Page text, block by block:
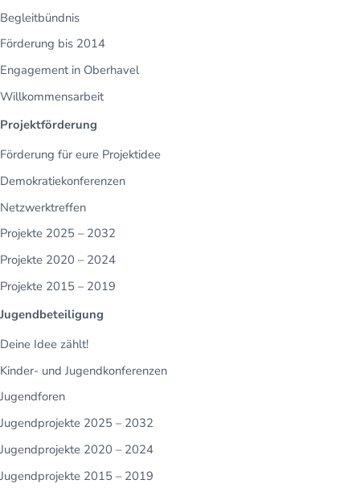
Begleitbündnis
Förderung bis 2014
Engagement in Oberhavel
Willkommensarbeit
Projektförderung
Förderung für eure Projektidee
Demokratiekonferenzen
Netzwerktreffen
Projekte 2025 – 2032
Projekte 2020 – 2024
Projekte 2015 – 2019
Jugendbeteiligung
Deine Idee zählt!
Kinder- und Jugendkonferenzen
Jugendforen
Jugendprojekte 2025 – 2032
Jugendprojekte 2020 – 2024
Jugendprojekte 2015 – 2019